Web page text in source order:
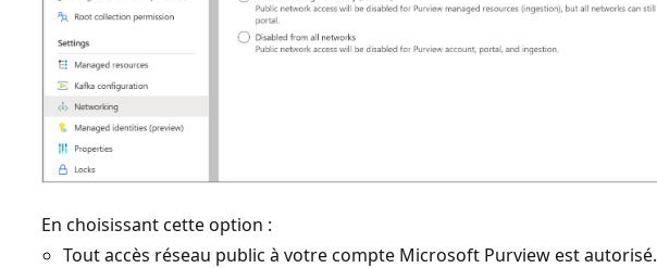
En choisissant cette option :
Tout accès réseau public à votre compte Microsoft Purview est autorisé.